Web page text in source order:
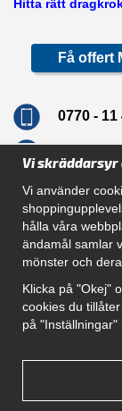
Hitta rätt
Få offert
0770 - 11
Navigation
Hur beställer jag
Gör Det Själv
Montera dragkrok
SUPPORT
Villkor
Vi skräddarsyr
Vi använder
hålla våra
ändamål samlar
mönster och
Klicka på "Okej"
cookies du
på "Inställningar"